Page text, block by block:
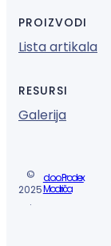
PROIZVODI
Lista artikala
RESURSI
Galerija
©
2025
·
d.o.o. Prodex
Modriča